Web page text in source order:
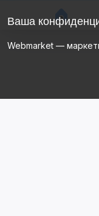
Ваша
Webmarket —